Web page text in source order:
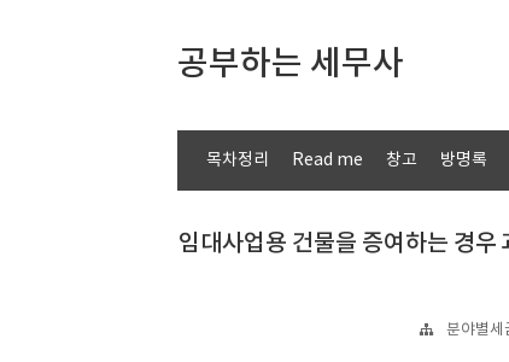
공부하는 세무사
목차정리 Read me 창고 방명록
임대사업용 건물을 증여하는 경
분야별세